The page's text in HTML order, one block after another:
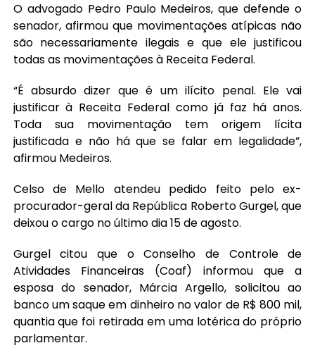
O advogado Pedro Paulo Medeiros, que defende o
senador, afirmou que movimentações atípicas não
são necessariamente ilegais e que ele justificou
todas as movimentações à Receita Federal.
“É absurdo dizer que é um ilícito penal. Ele vai
justificar à Receita Federal como já faz há anos.
Toda sua movimentação tem origem lícita
justificada e não há que se falar em legalidade”,
afirmou Medeiros.
Celso de Mello atendeu pedido feito pelo ex-
procurador-geral da República Roberto Gurgel, que
deixou o cargo no último dia 15 de agosto.
Gurgel citou que o Conselho de Controle de
Atividades Financeiras (Coaf) informou que a
esposa do senador, Márcia Argello, solicitou ao
banco um saque em dinheiro no valor de R$ 800 mil,
quantia que foi retirada em uma lotérica do próprio
parlamentar.